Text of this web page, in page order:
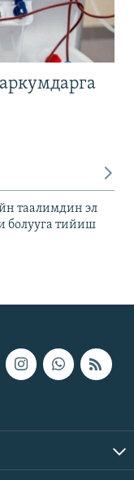
таалимдин эл
болууга тийиш